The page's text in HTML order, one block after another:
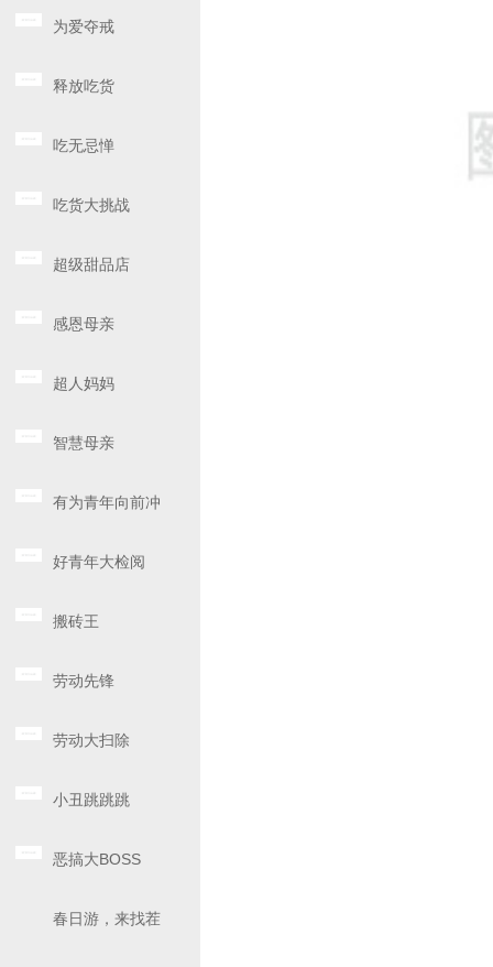
为爱夺戒
释放吃货
吃无忌惮
吃货大挑战
超级甜品店
感恩母亲
超人妈妈
智慧母亲
有为青年向前冲
好青年大检阅
搬砖王
劳动先锋
劳动大扫除
小丑跳跳跳
恶搞大BOSS
春日游，来找茬